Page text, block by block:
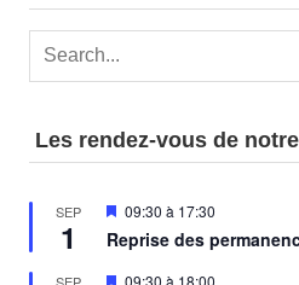
Les rendez-vous de
SEP
1
Mis
avant
09:30 à 17:30
Reprise des
Mis